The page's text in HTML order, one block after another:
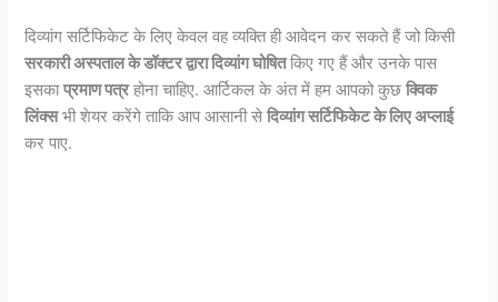
दिव्यांग सर्टिफिकेट के लिए केवल वह व्यक्ति ही आवेदन कर सकते हैं जो किसी
सरकारी अस्पताल के डॉक्टर द्वारा दिव्यांग घोषितकिए गए हैं और उनके पास
इसकाप्रमाण पत्रहोना चाहिए. आर्टिकल के अंत में हम आपको कुछक्विक
लिंक्सभी शेयर करेंगे ताकि आप आसानी सेदिव्यांग सर्टिफिकेट के लिए अप्लाई
कर पाए.